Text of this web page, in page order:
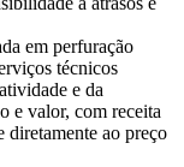
em perfuração
técnicos
e da
e valor, com receita
diretamente ao preço